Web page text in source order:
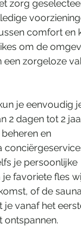
zorg
comfort en
om de
zorgeloze
je eenvoudig
2 dagen tot 2
en
je persoonlijke
favoriete fles
of de
je vanaf het
ontspannen.